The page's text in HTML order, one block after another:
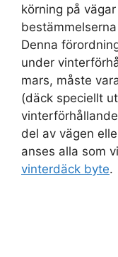
körning på
Denna
under
mars, måste
(däck speciellt
del av vägen
anses alla som
vinterdäck byte.